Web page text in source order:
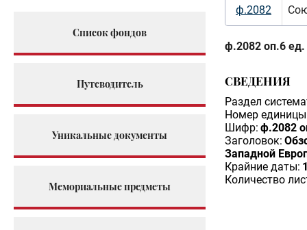
Список фондов
Путеводитель
Уникальные документы
Мемориальные предметы
ф.2082
ф.2082 оп.6 ед.
СВЕДЕНИЯ
Раздел
Номер единицы
Шифр: ф.2082
Заголовок:
Западной
Крайние даты:
Количество